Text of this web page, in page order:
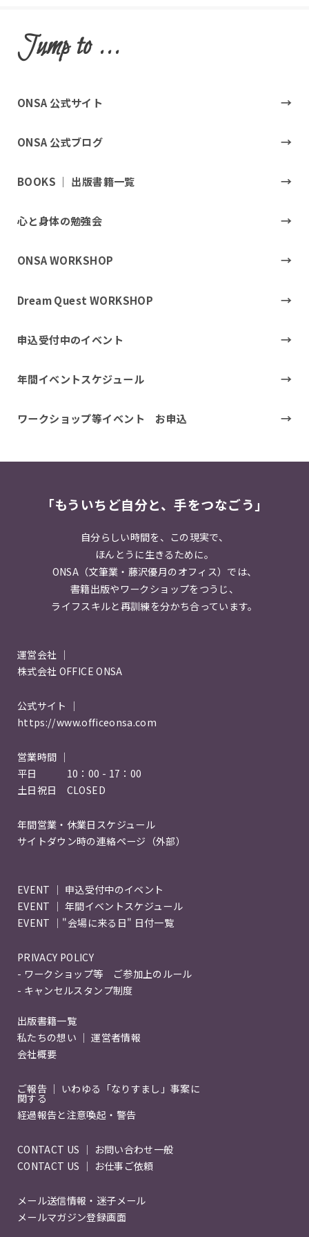
Jump to ...
ONSA 公式サイト
ONSA 公式ブログ
BOOKS ｜ 出版書籍一覧
心と身体の勉強会
ONSA WORKSHOP
Dream Quest WORKSHOP
申込受付中のイベント
年間イベントスケジュール
ワークショップ等イベント お申込
「もういちど自分と、手をつなごう」
自分らしい時間を、この現実で、
ほんとうに生きるために。
ONSA（文筆業・藤沢優月のオフィス）では、
書籍出版やワークショップをつうじ、
ライフスキルと再訓練を分かち合っています。
運営会社 ｜
株式会社 OFFICE ONSA
公式サイト ｜
https://www.officeonsa.com
営業時間 ｜
平日 10：00 - 17：00
土日祝日 CLOSED
年間営業・休業日スケジュール
サイトダウン時の連絡ページ（外部）
EVENT ｜ 申込受付中のイベント
EVENT ｜ 年間イベントスケジュール
EVENT ｜"会場に来る日" 日付一覧
PRIVACY POLICY
- ワークショップ等 ご参加上のルール
- キャンセルスタンプ制度
出版書籍一覧
私たちの想い ｜ 運営者情報
会社概要
ご報告 ｜ いわゆる「なりすまし」事案に
関する
経過報告と注意喚起・警告
CONTACT US ｜ お問い合わせ一般
CONTACT US ｜ お仕事ご依頼
メール送信情報・迷子メール
メールマガジン登録画面